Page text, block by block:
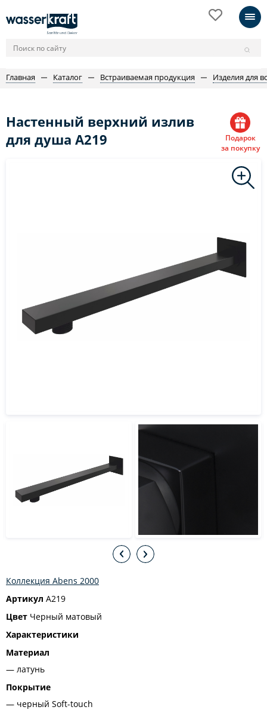
Главная Каталог Встраиваемая продукция Изделия для
Настенный верхний излив
для душа A219
Подарок
за покупку
Коллекция Abens 2000
Артикул A219
Цвет Черный матовый
Характеристики
Материал
латунь
Покрытие
черный Soft-touch